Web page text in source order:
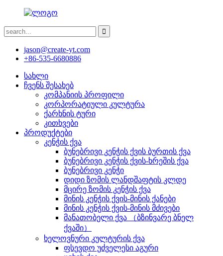
jason@create-yt.com
+86-535-6680886
სახლი
ჩვენს შესახებ
კომპანიის პროფილი
კორპორატიული კულტურა
ქარხნის ტური
კითხვები
პროდუქტები
კენჭის ქვა
ბუნებრივი კენჭის ქვის ბურთის ქვა
ბუნებრივი კენჭის ქვის-ხრეშის ქვა
ბუნებრივი კენჭი
დიდი ზომის ლანდშაფტის კლდე
მცირე ზომის კენჭის ქვა
მინის კენჭის ქვის-მინის ქანები
მინის კენჭის ქვის-მინის მძივები
მანათობელი ქვა （ბზინვარე ბნელ
ქვაში）
ხელოვნური კულტურის ქვა
ფსევდო უძველესი აგური